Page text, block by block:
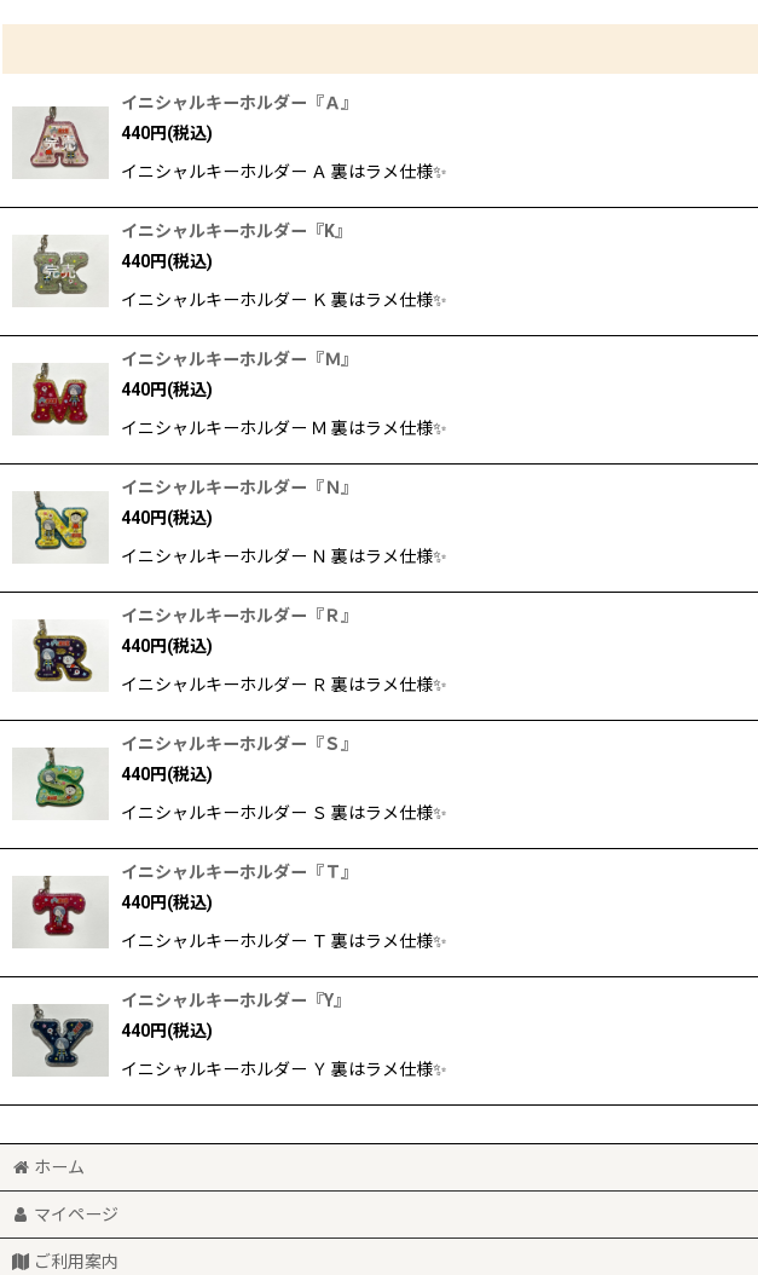
イニシャルキーホルダー『Ａ』
440円(税込)
イニシャルキーホルダー Ａ 裏はラメ仕様✨
イニシャルキーホルダー『K』
440円(税込)
イニシャルキーホルダー Ｋ 裏はラメ仕様✨
イニシャルキーホルダー『Ｍ』
440円(税込)
イニシャルキーホルダー Ｍ 裏はラメ仕様✨
イニシャルキーホルダー『Ｎ』
440円(税込)
イニシャルキーホルダー Ｎ 裏はラメ仕様✨
イニシャルキーホルダー『Ｒ』
440円(税込)
イニシャルキーホルダー Ｒ 裏はラメ仕様✨
イニシャルキーホルダー『Ｓ』
440円(税込)
イニシャルキーホルダー Ｓ 裏はラメ仕様✨
イニシャルキーホルダー『Ｔ』
440円(税込)
イニシャルキーホルダー Ｔ 裏はラメ仕様✨
イニシャルキーホルダー『Y』
440円(税込)
イニシャルキーホルダー Ｙ 裏はラメ仕様✨
ホーム
マイページ
ご利用案内